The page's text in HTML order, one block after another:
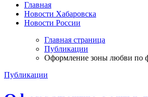
Главная
Новости Хабаровска
Новости России
Главная страница
Публикации
Оформление зоны любви по
Публикации